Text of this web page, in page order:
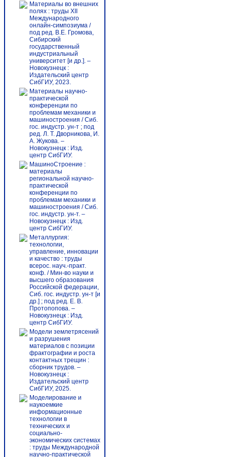
Материалы во внешних
полях : труды XII
Международного
онлайн-симпозиума /
под ред. В.Е. Громова,
Сибирский
государственный
индустриальный
университет [и др.]. –
Новокузнецк :
Издательский центр
СибГИУ, 2023.
Материалы научно-
практической
конференции по
проблемам механики и
машиностроения / Сиб.
гос. индустр. ун-т ; под
ред. Л. Т. Дворникова, И.
А. Жукова. –
Новокузнецк : Изд.
центр СибГИУ.
МашиноСтроение :
материалы
региональной научно-
практической
конференции по
проблемам механики и
машиностроения / Сиб.
гос. индустр. ун-т. –
Новокузнецк : Изд.
центр СибГИУ.
Металлургия:
технологии,
управление, инновации
и качество : труды
всерос. науч.-практ.
конф. / Мин-во науки и
высшего образования
Российской федерации,
Сиб. гос. индустр. ун-т [и
др.] ; под ред. Е. В.
Протопопова. –
Новокузнецк : Изд.
центр СибГИУ.
Модели землетрясений
и разрушения
материалов с позиции
фрактографии и роста
контактных трещин :
сборник трудов. –
Новокузнецк :
Издательский центр
СибГИУ, 2025.
Моделирование и
наукоемкие
информационные
технологии в
технических и
социально-
экономических системах
: труды Международной
научно-практической